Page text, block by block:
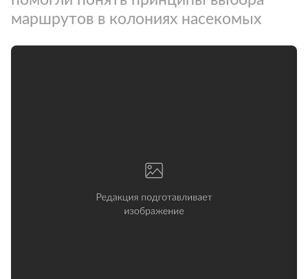
маршрутов в колониях насекомых